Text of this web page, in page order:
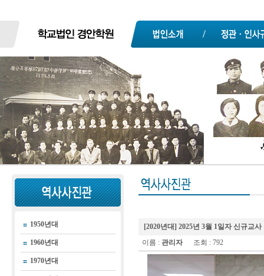
1950년대
1960년대
1970년대
[2020년대] 2025년 3월 1일자 신규교
이름 : 관리자조회 : 792